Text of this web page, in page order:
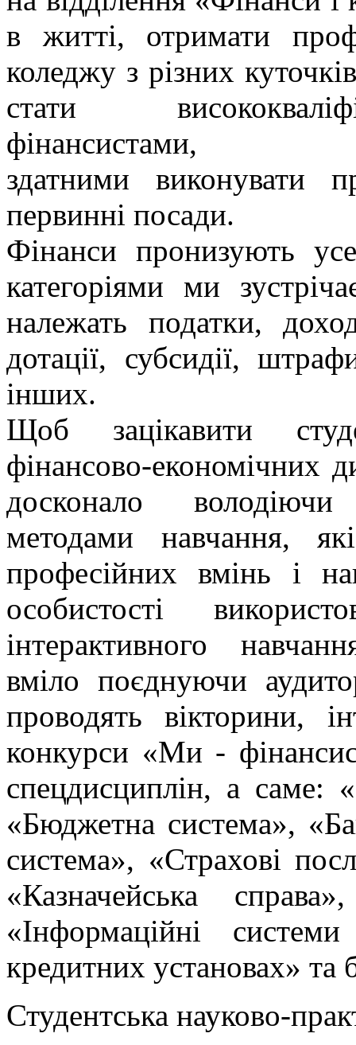
в житті, отримати
коледжу з різних
стати
фінансистами,
здатними виконувати
первинні посади.
Фінанси пронизують
категоріями ми
належать податки,
дотації, субсидії,
інших.
Щоб зацікавити
фінансово-економічних
досконало
методами навчання,
професійних вмінь і
особистості
інтерактивного
вміло поєднуючи
проводять вікторини,
конкурси «Ми -
спецдисциплін, а саме:
«Бюджетна система»,
система», «Страхові
«Казначейська
«Інформаційні
кредитних установах» та
Студентська науково-